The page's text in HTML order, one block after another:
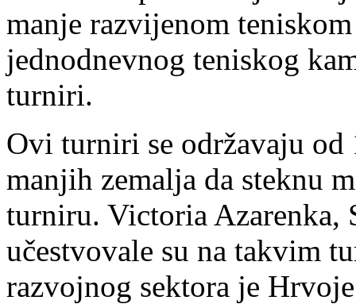
manje razvijenom
jednodnevnog teniskog
turniri.
Ovi turniri se održavaju
manjih zemalja da steknu
turniru. Victoria
učestvovale su na takvim
razvojnog sektora je